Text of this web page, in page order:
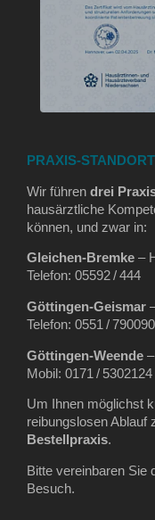
PRAXIS-
Wir führen drei
hausärztliche
können, und zwar in:
Gleichen‑Bremke –
Telefon: 05592 / 444
Göttingen‑Geismar
Telefon: 0551 / 790090
Göttingen‑Weende
Mobil: 0171 /
Um Ihnen möglichst
reibungslosen Ablauf
Bestellpraxis.
Bitte vereinbaren Sie
Besuch.